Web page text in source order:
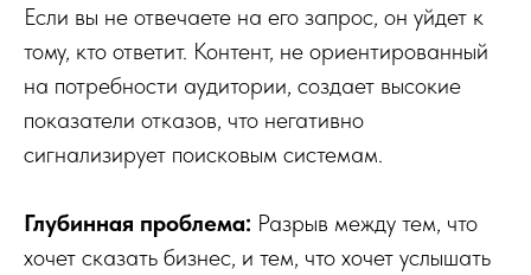
Если вы не отвечаете на его запрос, он уйдет к
тому, кто ответит. Контент, не ориентированный
на потребности аудитории, создает высокие
показатели отказов, что негативно
сигнализирует поисковым системам.
Глубинная проблема: Разрыв между тем, что
хочет сказать бизнес, и тем, что хочет услышать